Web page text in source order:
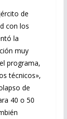
de
con los
la
muy
programa,
técnicos»,
de
40 o 50